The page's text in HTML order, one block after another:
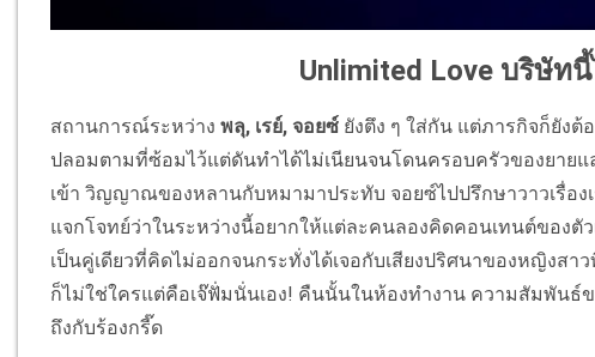
Unlimited Love บริษัท
สถานการณ์ระหว่าง พลุ, เรย์, จอยซ์ ยังตึง ๆ ใส่กัน แต่ภารกิจก็ยังต้
ปลอมตามที่ซ้อมไว้แต่ดันทำได้ไม่เนียนจนโดนครอบครัวของยายแ
เข้า วิญญาณของหลานกับหมามาประทับ จอยซ์ไปปรึกษาวาวเรื่อง
แจกโจทย์ว่าในระหว่างนี้อยากให้แต่ละคนลองคิดคอนเทนต์ของตั
เป็นคู่เดียวที่คิดไม่ออกจนกระทั่งได้เจอกับเสียงปริศนาของหญิงสา
ก็ไม่ใช่ใครแต่คือเจ๊ฟั่มนั่นเอง! คืนนั้นในห้องทำงาน ความสัมพัน
ถึงกับร้องกรี๊ด